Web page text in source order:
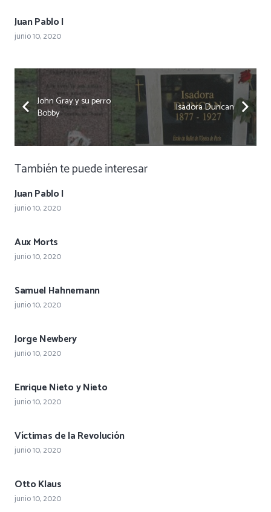
Juan Pablo I
junio 10, 2020
John Gray y su perro
Bobby
Isadora Duncan
También te puede interesar
Juan Pablo I
junio 10, 2020
Aux Morts
junio 10, 2020
Samuel Hahnemann
junio 10, 2020
Jorge Newbery
junio 10, 2020
Enrique Nieto y Nieto
junio 10, 2020
Víctimas de la Revolución
junio 10, 2020
Otto Klaus
junio 10, 2020